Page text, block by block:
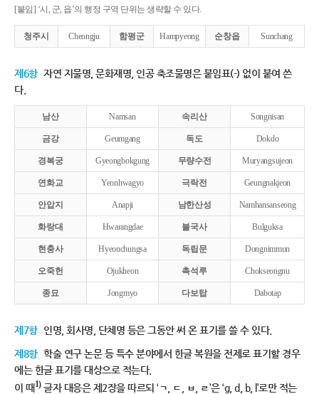
[붙임] ‘시, 군, 읍’의 행정 구역 단위는 생략할 수 있다.
청주시 Cheongju 함평군 Hampyeong 순창읍 Sunchang
제6항 자연 지물명, 문화재명, 인공 축조물명은 붙임표(-) 없이 붙여 쓴
다.
남산 Namsan 속리산 Songnisan
금강 Geumgang 독도 Dokdo
경복궁 Gyeongbokgung 무량수전 Muryangsujeon
연화교 Yeonhwagyo 극락전 Geungnakjeon
안압지 Anapji 남한산성 Namhansanseong
화랑대 Hwarangdae 불국사 Bulguksa
현충사 Hyeonchungsa 독립문 Dongnimmun
오죽헌 Ojukheon 촉석루 Chokseongnu
종묘 Jongmyo 다보탑 Dabotap
제7항 인명, 회사명, 단체명 등은 그동안 써 온 표기를 쓸 수 있다.
제8항 학술 연구 논문 등 특수 분야에서 한글 복원을 전제로 표기할 경우
에는 한글 표기를 대상으로 적는다.
이 때1)글자 대응은 제2장을 따르되 ‘ㄱ, ㄷ, ㅂ, ㄹ’은 ‘g, d, b, l’로만 적는